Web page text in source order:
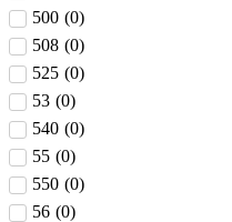
500 (0)
508 (0)
525 (0)
53 (0)
540 (0)
55 (0)
550 (0)
56 (0)